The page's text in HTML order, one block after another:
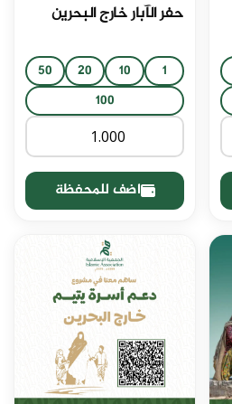
حفر الآبار خارج البحرين
1
10
20
50
100
اضف للمحفظة